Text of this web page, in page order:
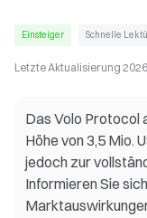
Einsteiger Schnelle
Letzte Aktualisierung
Das Volo Protocol
Höhe von 3,5 Mio.
jedoch zur
Informieren Sie